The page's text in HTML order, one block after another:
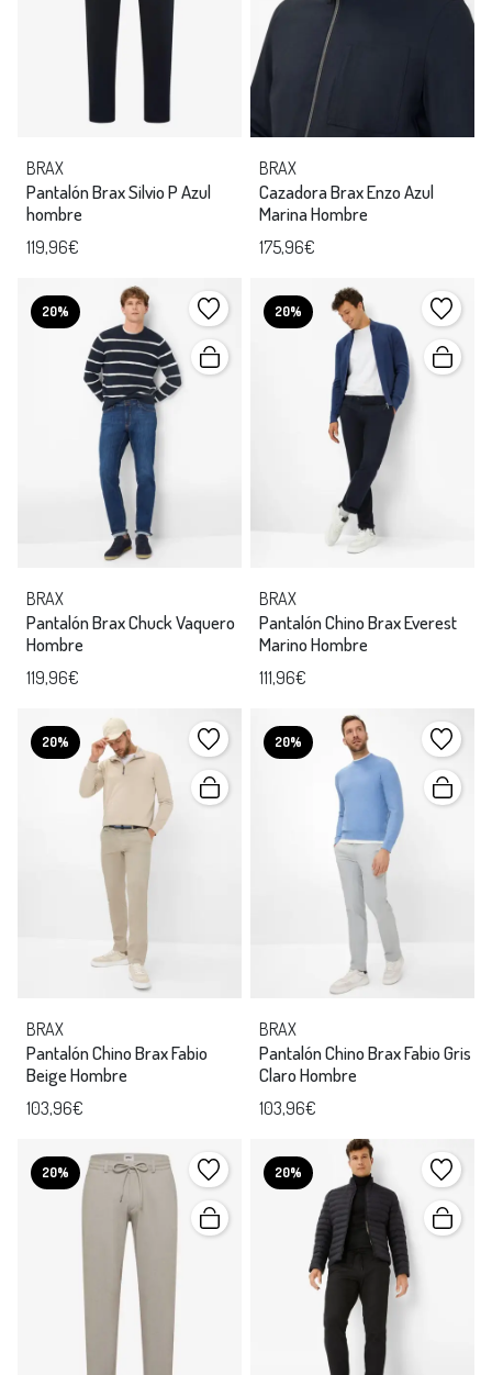
BRAX
Pantalón Brax Silvio P Azul
hombre
119,96€
BRAX
Cazadora Brax Enzo Azul
Marina Hombre
175,96€
20%
BRAX
Pantalón Brax Chuck Vaquero
Hombre
119,96€
20%
BRAX
Pantalón Chino Brax Everest
Marino Hombre
111,96€
20%
BRAX
Pantalón Chino Brax Fabio
Beige Hombre
103,96€
20%
BRAX
Pantalón Chino Brax Fabio Gris
Claro Hombre
103,96€
20% 20%